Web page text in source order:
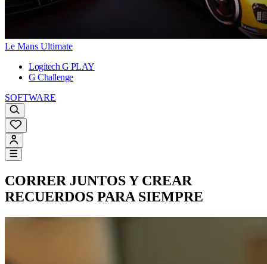
Le Mans Ultimate
Logitech G PLAY
G Challenge
SOFTWARE
CORRER JUNTOS Y CREAR
RECUERDOS PARA SIEMPRE